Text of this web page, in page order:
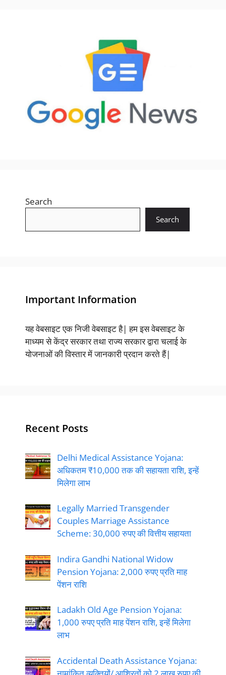
Search
Search
Important Information
यह वेबसाइट एक निजी वेबसाइट है| हम इस वेबसाइट के
माध्यम से केंद्र सरकार तथा राज्य सरकार द्वारा चलाई के
योजनाओं की विस्तार में जानकारी प्रदान करते हैं|
Recent Posts
Delhi Medical Assistance Yojana:
अधिकतम ₹10,000 तक की सहायता राशि, इन्हें
मिलेगा लाभ
Legally Married Transgender
Couples Marriage Assistance
Scheme: 30,000 रुपए की वित्तीय सहायता
Indira Gandhi National Widow
Pension Yojana: 2,000 रुपए प्रति माह
पेंशन राशि
Ladakh Old Age Pension Yojana:
1,000 रुपए प्रति माह पेंशन राशि, इन्हें मिलेगा
लाभ
Accidental Death Assistance Yojana: